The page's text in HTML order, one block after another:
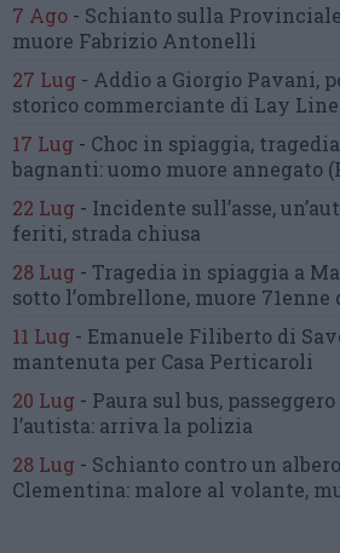
7 Ago - Schianto sulla
muore Fabrizio Antonelli
27 Lug - Addio a Giorgio Pavani,
storico commerciante di Lay Line
17 Lug - Choc in spiaggia,
bagnanti:uomo muore annegato
22 Lug - Incidente sull’asse,
feriti, strada chiusa
28 Lug - Tragedia in spiaggia a
sotto l’ombrellone, muore 71enne
11 Lug - Emanuele Filiberto di
mantenuta per Casa Perticaroli
20 Lug - Paura sul bus, passeggero
l’autista: arriva la polizia
28 Lug - Schianto contro un albero
Clementina: malore al volante,